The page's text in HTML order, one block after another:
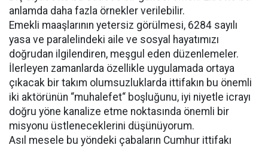
anlamda daha fazla örnekler verilebilir.
Emekli maaşlarının yetersiz görülmesi, 6284 sayılı
yasa ve paralelindeki aile ve sosyal hayatımızı
doğrudan ilgilendiren, meşgul eden düzenlemeler.
İlerleyen zamanlarda özellikle uygulamada ortaya
çıkacak bir takım olumsuzluklarda ittifakın bu önemli
iki aktörünün “muhalefet“ boşluğunu, iyi niyetle icrayı
doğru yöne kanalize etme noktasında önemli bir
misyonu üstleneceklerini düşünüyorum.
Asıl mesele bu yöndeki çabaların Cumhur ittifakı